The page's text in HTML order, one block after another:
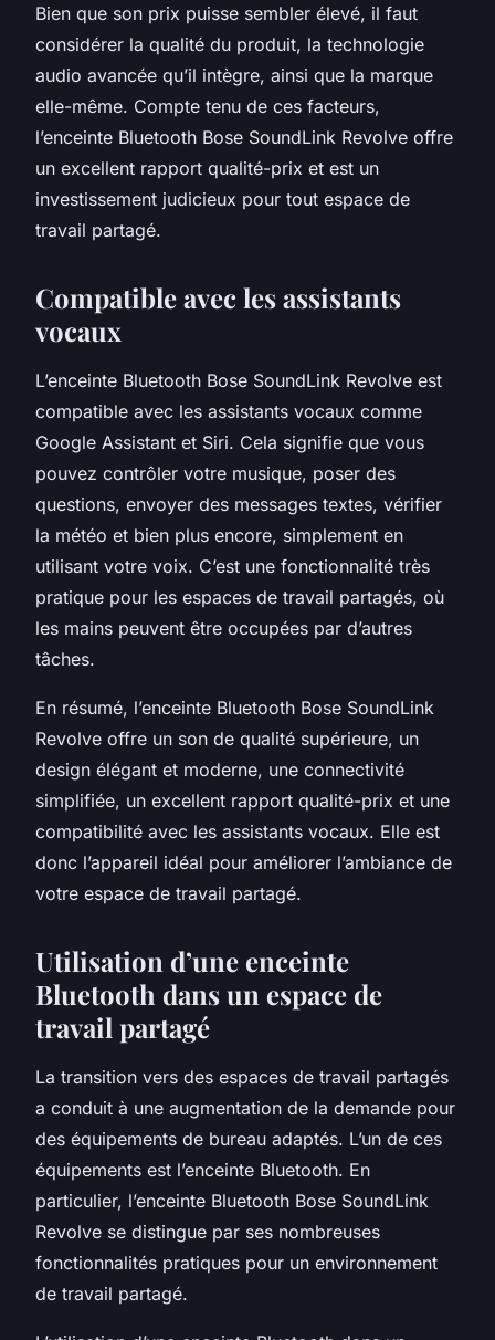
Bien que son prix puisse sembler élevé, il faut
considérer la qualité du produit, la technologie
audio avancée qu’il intègre, ainsi que la marque
elle-même. Compte tenu de ces facteurs,
l’enceinte Bluetooth Bose SoundLink Revolve offre
un excellent rapport qualité-prix et est un
investissement judicieux pour tout espace de
travail partagé.
Compatible avec les assistants
vocaux
L’enceinte Bluetooth Bose SoundLink Revolve est
compatible avec les assistants vocaux comme
Google Assistant et Siri. Cela signifie que vous
pouvez contrôler votre musique, poser des
questions, envoyer des messages textes, vérifier
la météo et bien plus encore, simplement en
utilisant votre voix. C’est une fonctionnalité très
pratique pour les espaces de travail partagés, où
les mains peuvent être occupées par d’autres
tâches.
En résumé, l’enceinte Bluetooth Bose SoundLink
Revolve offre un son de qualité supérieure, un
design élégant et moderne, une connectivité
simplifiée, un excellent rapport qualité-prix et une
compatibilité avec les assistants vocaux. Elle est
donc l’appareil idéal pour améliorer l’ambiance de
votre espace de travail partagé.
Utilisation d’une enceinte
Bluetooth dans un espace de
travail partagé
La transition vers des espaces de travail partagés
a conduit à une augmentation de la demande pour
des équipements de bureau adaptés. L’un de ces
équipements est l’enceinte Bluetooth. En
particulier, l’enceinte Bluetooth Bose SoundLink
Revolve se distingue par ses nombreuses
fonctionnalités pratiques pour un environnement
de travail partagé.